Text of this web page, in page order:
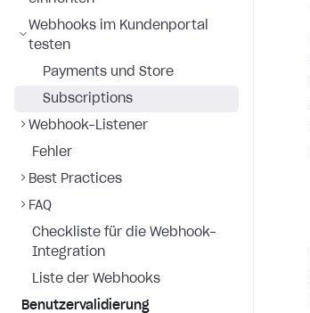
Webhooks im Kundenportal
testen
Payments und Store
Subscriptions
Webhook-Listener
Fehler
Best Practices
FAQ
Checkliste für die Webhook-
Integration
Liste der Webhooks
Benutzervalidierung